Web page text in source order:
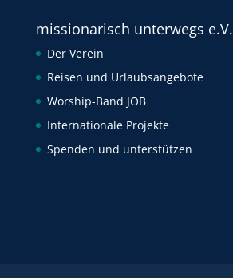
missionarisch unterwegs e.V.
Der Verein
Reisen und Urlaubsangebote
Worship-Band JOB
Internationale Projekte
Spenden und unterstützen